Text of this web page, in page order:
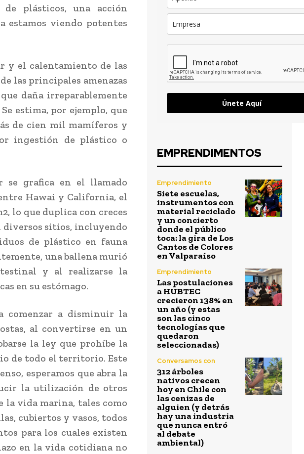
plásticos, una acción
estamos viendo potentes
y el calentamiento de las
las principales amenazas
daña irreparablemente
estima, por ejemplo, que
de cien mil mamíferos y
ingestión de plástico o
se grafica en el llamado
Hawai y California, el
lo que duplica con creces
diversos sitios, incluyendo
de plástico en fauna
una ballena murió
y al realizarse la
en su estómago.
comenzar a disminuir la
al convertirse en un
la ley que prohíbe la
de todo el territorio. Este
esperamos que abra la
la utilización de otros
vida marina, tales como
cubiertos y vasos, todos
para los cuales existen
en la vida cotidiana no
Únete Aquí
EMPRENDIMENTOS
Emprendimiento
Siete escuelas,
instrumentos con
material reciclado
y un concierto
donde el público
toca: la gira de Los
Cantos de Colores
en Valparaíso
Emprendimiento
Las postulaciones
a HUBTEC
crecieron 138% en
un año (y estas
son las cinco
tecnologías que
quedaron
seleccionadas)
Conversamos con
312 árboles
nativos crecen
hoy en Chile con
las cenizas de
alguien (y detrás
hay una industria
que nunca entró
al debate
ambiental)